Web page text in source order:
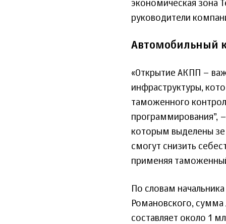
экономическая зона
руководители
Автомобильный
«Открытие АКПП –
инфраструктуры,
таможенного
программирования”,
которым выделены
смогут снизить
применяя
По словам
Романовского, сумма
составляет около 1